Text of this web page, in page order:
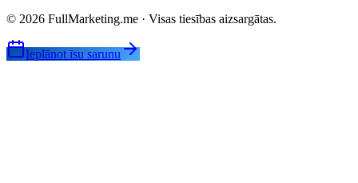
© 2026 FullMarketing.me · Visas tiesības aizsargātas.
Ieplānot īsu sarunu